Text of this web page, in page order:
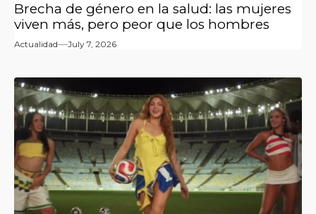
Brecha de género en la salud: las mujeres
viven más, pero peor que los hombres
Actualidad July 7, 2026